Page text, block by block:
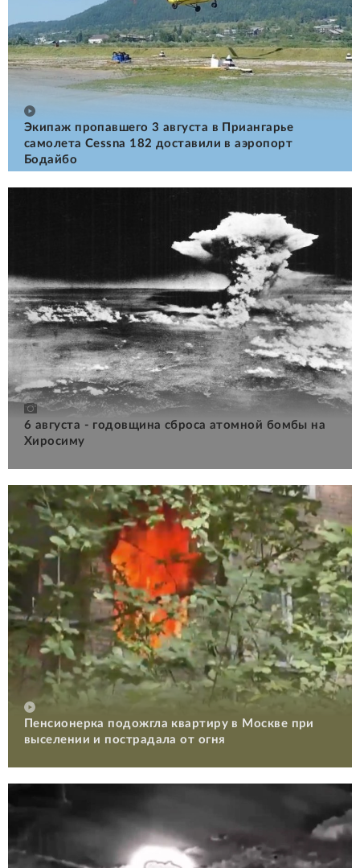
Экипаж пропавшего 3 августа в Приангарье
самолета Cessna 182 доставили в аэропорт
Бодайбо
6 августа - годовщина сброса атомной бомбы на
Хиросиму
Пенсионерка подожгла квартиру в Москве при
выселении и пострадала от огня